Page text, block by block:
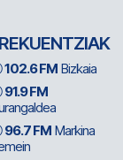
102.6 FM Bizkaia
91.9 FM
96.7 FM Markina